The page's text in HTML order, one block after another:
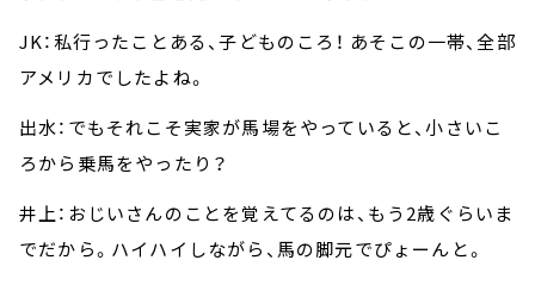
JK：私行ったことある、子どものころ！ あそこの一帯、全部
アメリカでしたよね。
出水：でもそれこそ実家が馬場をやっていると、小さいこ
ろから乗馬をやったり？
井上：おじいさんのことを覚えてるのは、もう2歳ぐらいま
でだから。ハイハイしながら、馬の脚元でぴょーんと。